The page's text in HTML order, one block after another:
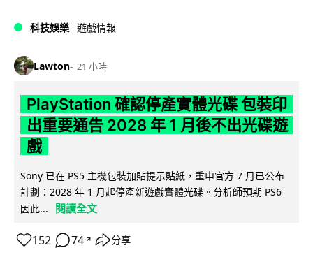
科技娛樂 遊戲情報
Lawton 21 小時
PlayStation 確認停產實體光碟 包裝印
出重要通告 2028 年 1 月後不出光碟遊
戲
Sony 已在 PS5 主機包裝加貼提示貼紙，重申官方 7 月已公布
計劃：2028 年 1 月起停產新遊戲實體光碟。分析師預期 PS6
因此...
閱讀全文
152 74 ↗ 分享